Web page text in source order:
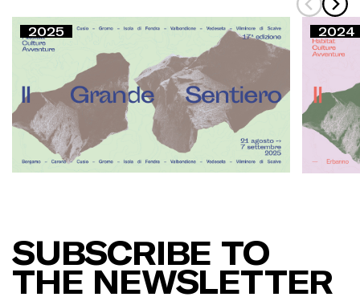
2025 2024
SUBSCRIBE TO
THE NEWSLETTER